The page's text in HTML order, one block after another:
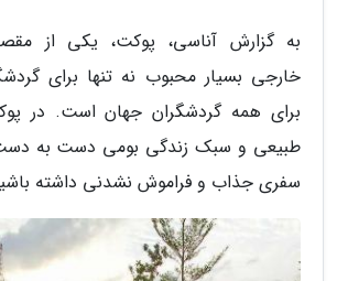
به گزارش آناسی، پوکت، یکی از
خارجی بسیار محبوب نه تنها برای
برای همه گردشگران جهان است. در
طبیعی و سبک زندگی بومی دست به دست
سفری جذاب و فراموش نشدنی داشته